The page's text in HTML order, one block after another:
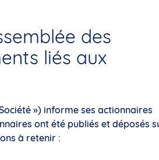
des
liés aux
») informe ses actionnaires
ont été publiés et déposés
à retenir :